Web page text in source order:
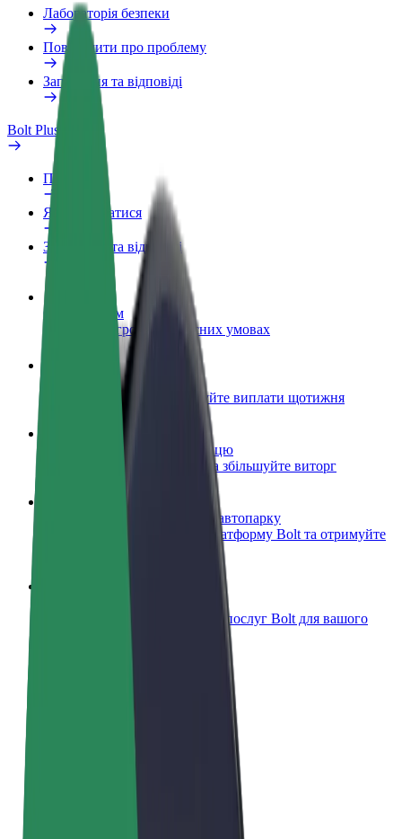
Лабораторія безпеки
Повідомити про проблему
Запитання та відповіді
Bolt Plus
Переваги
Як приєднатися
Запитання та відповіді
Стати водієм
Заробляйте гроші на власних умовах
Стати кур'єром
Доставляйте їжу та отримуйте виплати щотижня
Додати ресторан чи крамницю
Залучайте більше клієнтів та збільшуйте виторг
Зареєструватися як власник автопарку
Додайте Ваш автопарк на платформу Bolt та отримуйте
Масштабування продуктів та послуг Bolt для вашого